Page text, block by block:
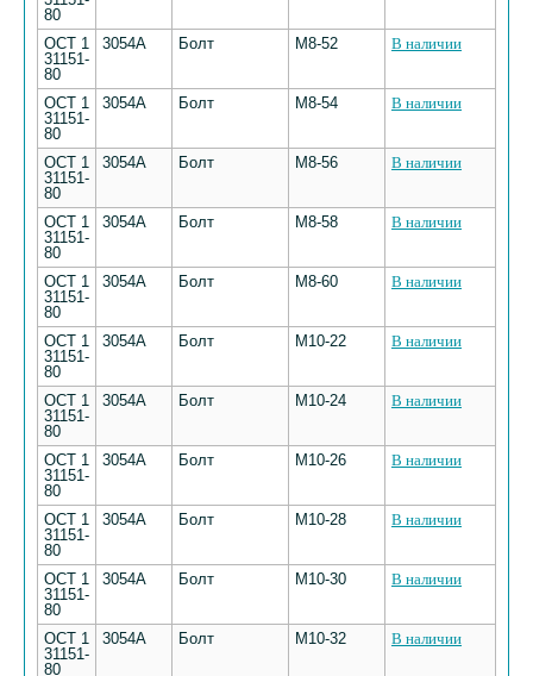
80
ОСТ 1
31151-
80
3054А Болт М8-52 В наличии
ОСТ 1
31151-
80
3054А Болт М8-54 В наличии
ОСТ 1
31151-
80
3054А Болт М8-56 В наличии
ОСТ 1
31151-
80
3054А Болт М8-58 В наличии
ОСТ 1
31151-
80
3054А Болт М8-60 В наличии
ОСТ 1
31151-
80
3054А Болт М10-22 В наличии
ОСТ 1
31151-
80
3054А Болт М10-24 В наличии
ОСТ 1
31151-
80
3054А Болт М10-26 В наличии
ОСТ 1
31151-
80
3054А Болт М10-28 В наличии
ОСТ 1
31151-
80
3054А Болт М10-30 В наличии
ОСТ 1
31151-
80
3054А Болт М10-32 В наличии